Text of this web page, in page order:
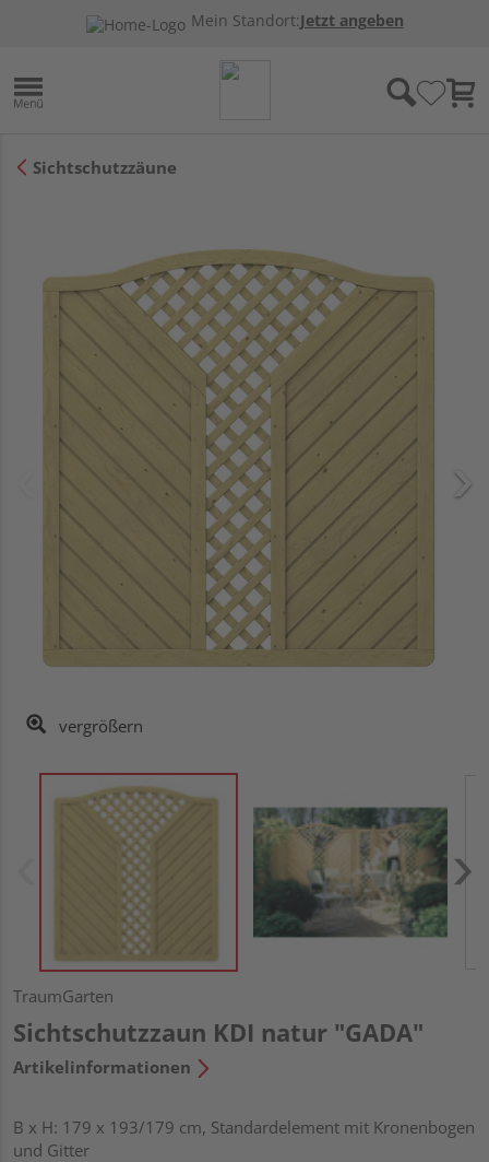
Mein Standort:Jetzt angeben
Sichtschutzzäune
vergrößern
TraumGarten
Sichtschutzzaun KDI natur "GADA"
Artikelinformationen
B x H: 179 x 193/179 cm, Standardelement mit Kronenbogen
und Gitter